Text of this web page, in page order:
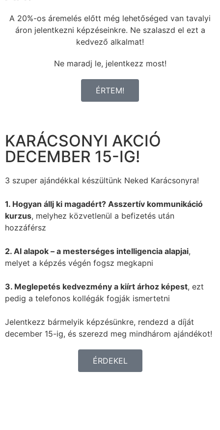
A 20%-os áremelés előtt még lehetőséged van tavalyi
áron jelentkezni képzéseinkre. Ne szalaszd el ezt a
kedvező alkalmat!
Ne maradj le, jelentkezz most!
ÉRTEM!
KARÁCSONYI AKCIÓ
DECEMBER 15-IG!
3 szuper ajándékkal készültünk Neked Karácsonyra!
1. Hogyan állj ki magadért? Asszertív kommunikáció
kurzus, melyhez közvetlenül a befizetés után
hozzáférsz
2. AI alapok – a mesterséges intelligencia alapjai,
melyet a képzés végén fogsz megkapni
3. Meglepetés kedvezmény a kiírt árhoz képest, ezt
pedig a telefonos kollégák fogják ismertetni
Jelentkezz bármelyik képzésünkre, rendezd a díját
december 15-ig, és szerezd meg mindhárom ajándékot!
ÉRDEKEL